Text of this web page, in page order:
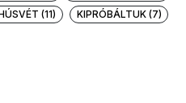
(11)
KIPRÓBÁLTUK (7)